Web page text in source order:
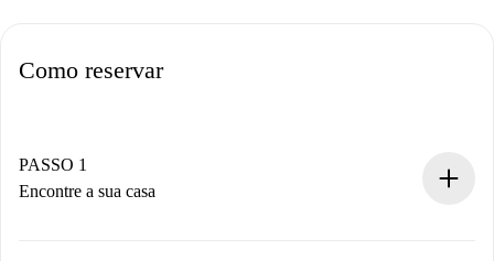
Como reservar
PASSO 1
Encontre a sua casa